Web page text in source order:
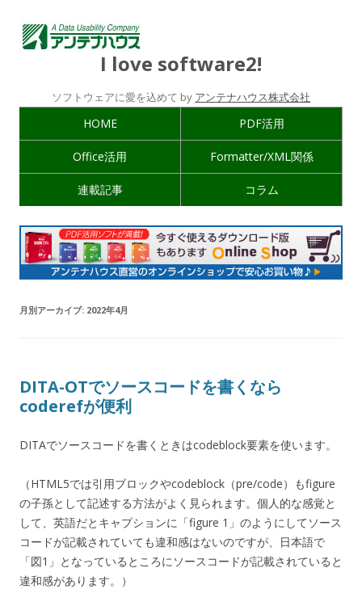
I love software2!
ソフトウェアに愛を込めて by アンテナハウス株式会社
HOME PDF活用
Office活用 Formatter/XML関係
連載記事 コラム
月別アーカイブ: 2022年4月
DITA-OTでソースコードを書くなら
coderefが便利
DITAでソースコードを書くときはcodeblock要素を使います。
（HTML5では引用ブロックやcodeblock（pre/code）もfigure
の子孫として記述する方法がよく見られます。個人的な感覚と
して、英語だとキャプションに「figure 1」のようにしてソース
コードが記載されていても違和感はないのですが、日本語で
「図1」となっているところにソースコードが記載されていると
違和感があります。）